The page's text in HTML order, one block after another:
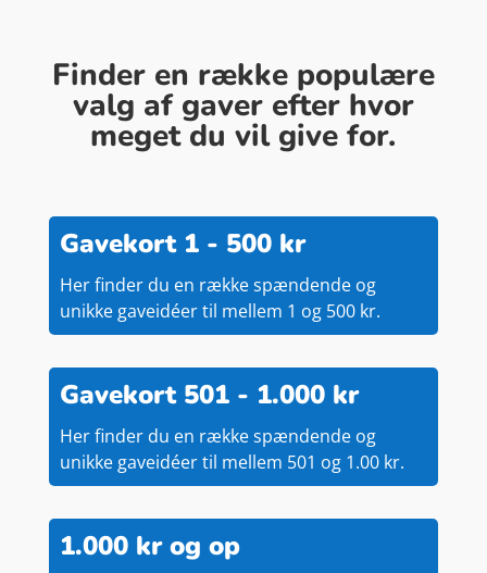
Finder en række populære
valg af gaver efter hvor
meget du vil give for.
Gavekort 1 - 500 kr
Her finder du en række spændende og
unikke gaveidéer til mellem 1 og 500 kr.
Gavekort 501 - 1.000 kr
Her finder du en række spændende og
unikke gaveidéer til mellem 501 og 1.00 kr.
1.000 kr og op